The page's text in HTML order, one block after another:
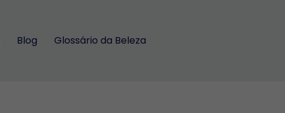
Blog Glossário da Beleza